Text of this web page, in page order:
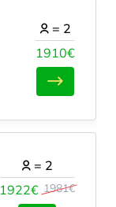
1910€
= 2
1922€ 1981€
= 2